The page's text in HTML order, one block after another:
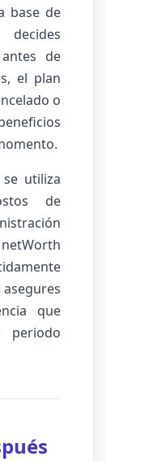
base de
de
el plan
o
utiliza
de
que
periodo